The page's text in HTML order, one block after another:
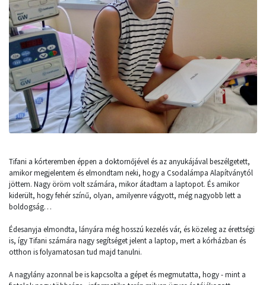
Tifani a kórteremben éppen a doktornőjével és az anyukájával beszélgetett,
amikor megjelentem és elmondtam neki, hogy a Csodalámpa Alapítványtól
jöttem. Nagy öröm volt számára, mikor átadtam a laptopot. És amikor
kiderült, hogy fehér színű, olyan, amilyenre vágyott, még nagyobb lett a
boldogság…
Édesanyja elmondta, lányára még hosszú kezelés vár, és közeleg az érettségi
is, így Tifani számára nagy segítséget jelent a laptop, mert a kórházban és
otthon is folyamatosan tud majd tanulni.
A nagylány azonnal be is kapcsolta a gépet és megmutatta, hogy - mint a